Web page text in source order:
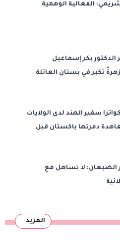
الفعالية الوهمية
الدكتور بكر إسماعيل
تكبر في بستان العائلة
سفير الهند لدى الولايات
دمرتها باكستان قبل
الضبعان: لا تساهل مع
المزيد